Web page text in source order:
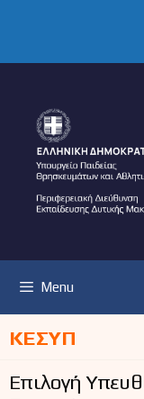
Menu
ΚΕΣΥΠ
Επιλογή